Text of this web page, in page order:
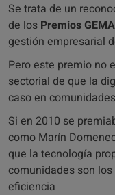
Se trata de un
de los Premios GEMA
gestión empresarial
Pero este premio no
sectorial de que la
caso en
Si en 2010 se
como Marín
que la tecnología
comunidades son
eficiencia